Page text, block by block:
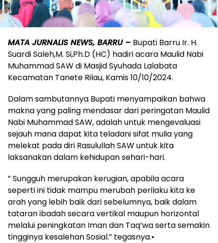
MATA JURNALIS NEWS, BARRU – Bupati Barru Ir. H.
Suardi Saleh,M. Si,Ph.D (HC) hadiri acara Maulid Nabi
Muhammad SAW di Masjid Syuhada Lalabata
Kecamatan Tanete Rilau, Kamis 10/10/2024.
Dalam sambutannya Bupati menyampaikan bahwa
makna yang paling mendasar dari peringatan Maulid
Nabi Muhammad SAW, adalah untuk mengevaluasi
sejauh mana dapat kita teladani sifat mulia yang
melekat pada diri Rasulullah SAW untuk kita
laksanakan dalam kehidupan sehari-hari.
” Sungguh merupakan kerugian, apabila acara
seperti ini tidak mampu merubah perilaku kita ke
arah yang lebih baik dari sebelumnya, baik dalam
tataran ibadah secara vertikal maupun horizontal
melalui peningkatan Iman dan Taq’wa serta semakin
tingginya kesalehan Sosial.” tegasnya.•